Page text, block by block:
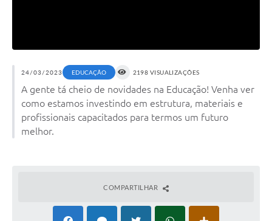
24/03/2023 EDUCAÇÃO 2198 VISUALIZAÇÕES
A gente tá cheio de novidades na Educação! Venha ver
como estamos investindo em estrutura, materiais e
profissionais capacitados para termos um futuro
melhor.
COMPARTILHAR